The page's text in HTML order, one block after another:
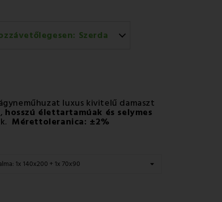
Szerda
luxus kivitelű damaszt
hosszú élettartamúak és selymes
Mérettoleranica: ±2%